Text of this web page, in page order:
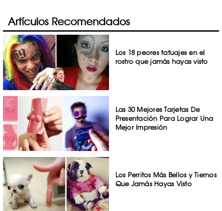
Artículos Recomendados
Los 18 peores tatuajes en el
rostro que jamás hayas visto
Las 30 Mejores Tarjetas De
Presentación Para Lograr Una
Mejor Impresión
Los Perritos Más Bellos y Tiernos
Que Jamás Hayas Visto